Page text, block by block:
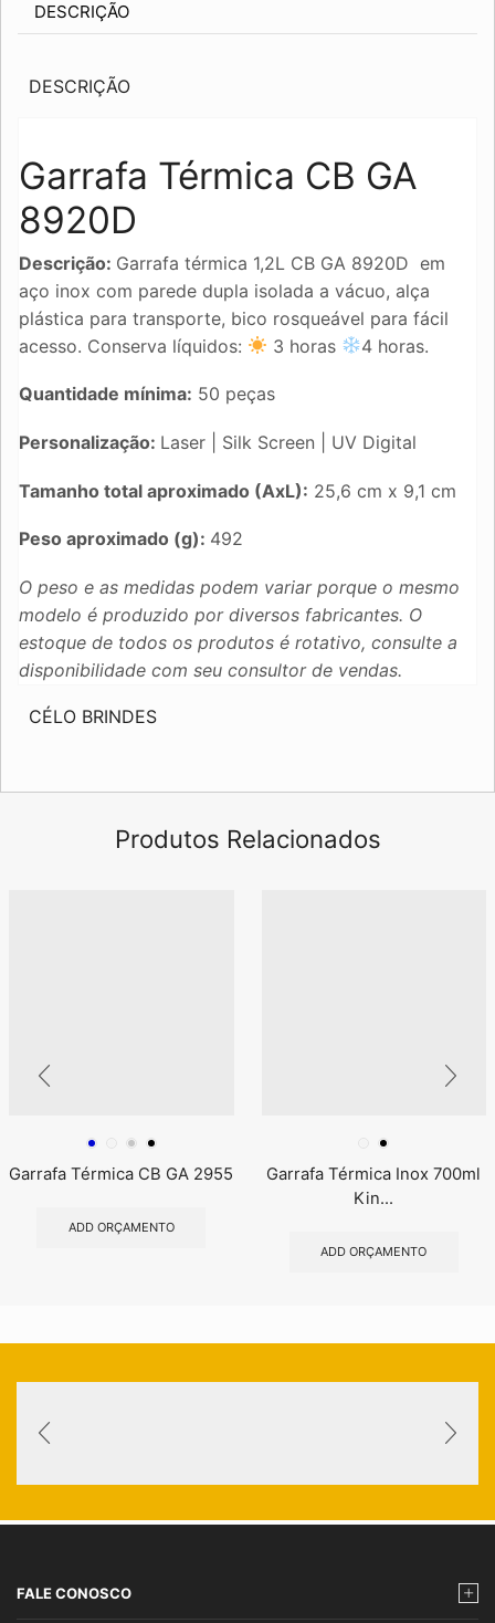
DESCRIÇÃO
DESCRIÇÃO
Garrafa Térmica CB GA
8920D
Descrição: Garrafa térmica 1,2L CB GA 8920D em
aço inox com parede dupla isolada a vácuo, alça
plástica para transporte, bico rosqueável para fácil
acesso. Conserva líquidos:
3 horas 4 horas.
Quantidade mínima: 50 peças
Personalização: Laser | Silk Screen | UV Digital
Tamanho total aproximado (AxL): 25,6 cm x 9,1 cm
Peso aproximado (g): 492
O peso e as medidas podem variar porque o mesmo
modelo é produzido por diversos fabricantes. O
estoque de todos os produtos é rotativo, consulte a
disponibilidade com seu consultor de vendas.
CÉLO BRINDES
Produtos Relacionados
Garrafa Térmica CB GA 2955
ADD ORÇAMENTO
Garrafa Térmica Inox 700ml
Kin...
ADD ORÇAMENTO
FALE CONOSCO